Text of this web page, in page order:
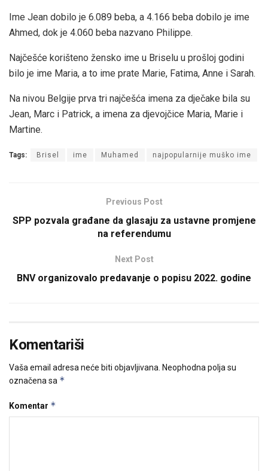
Ime Jean dobilo je 6.089 beba, a 4.166 beba dobilo je ime
Ahmed, dok je 4.060 beba nazvano Philippe.
Najčešće korišteno žensko ime u Briselu u prošloj godini
bilo je ime Maria, a to ime prate Marie, Fatima, Anne i Sarah.
Na nivou Belgije prva tri najčešća imena za dječake bila su
Jean, Marc i Patrick, a imena za djevojčice Maria, Marie i
Martine.
Tags: Brisel ime Muhamed najpopularnije muško ime
Previous Post
SPP pozvala građane da glasaju za ustavne promjene
na referendumu
Next Post
BNV organizovalo predavanje o popisu 2022. godine
Komentariši
Vaša email adresa neće biti objavljivana. Neophodna polja su
označena sa *
Komentar *